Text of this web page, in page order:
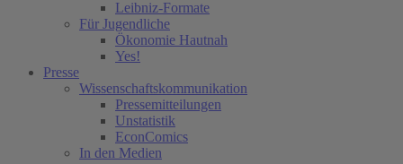
Leibniz-Formate
Für Jugendliche
Ökonomie Hautnah
Yes!
Presse
Wissenschaftskommunikation
Pressemitteilungen
Unstatistik
EconComics
In den Medien